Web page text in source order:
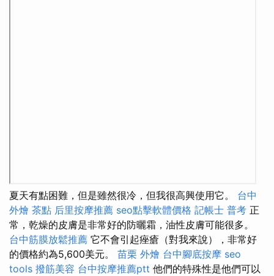
夏天有點困難，但是雖然很冷，但我很高興使用它。 台中
外燴 茶點 后里按摩推薦 seo點擊軟體價格 記帳士 普考 正
常，乾燥的皮膚是非常好的防曬霜，油性皮膚可能很多。
台中筋膜放鬆推薦 它不會引起痤瘡（對我來說），非常好
的價格約為5,600美元。 苗栗 外燴 台中腳底按摩 seo
tools 撥筋美容 台中按摩推薦ptt 他們的特殊性是他們可以